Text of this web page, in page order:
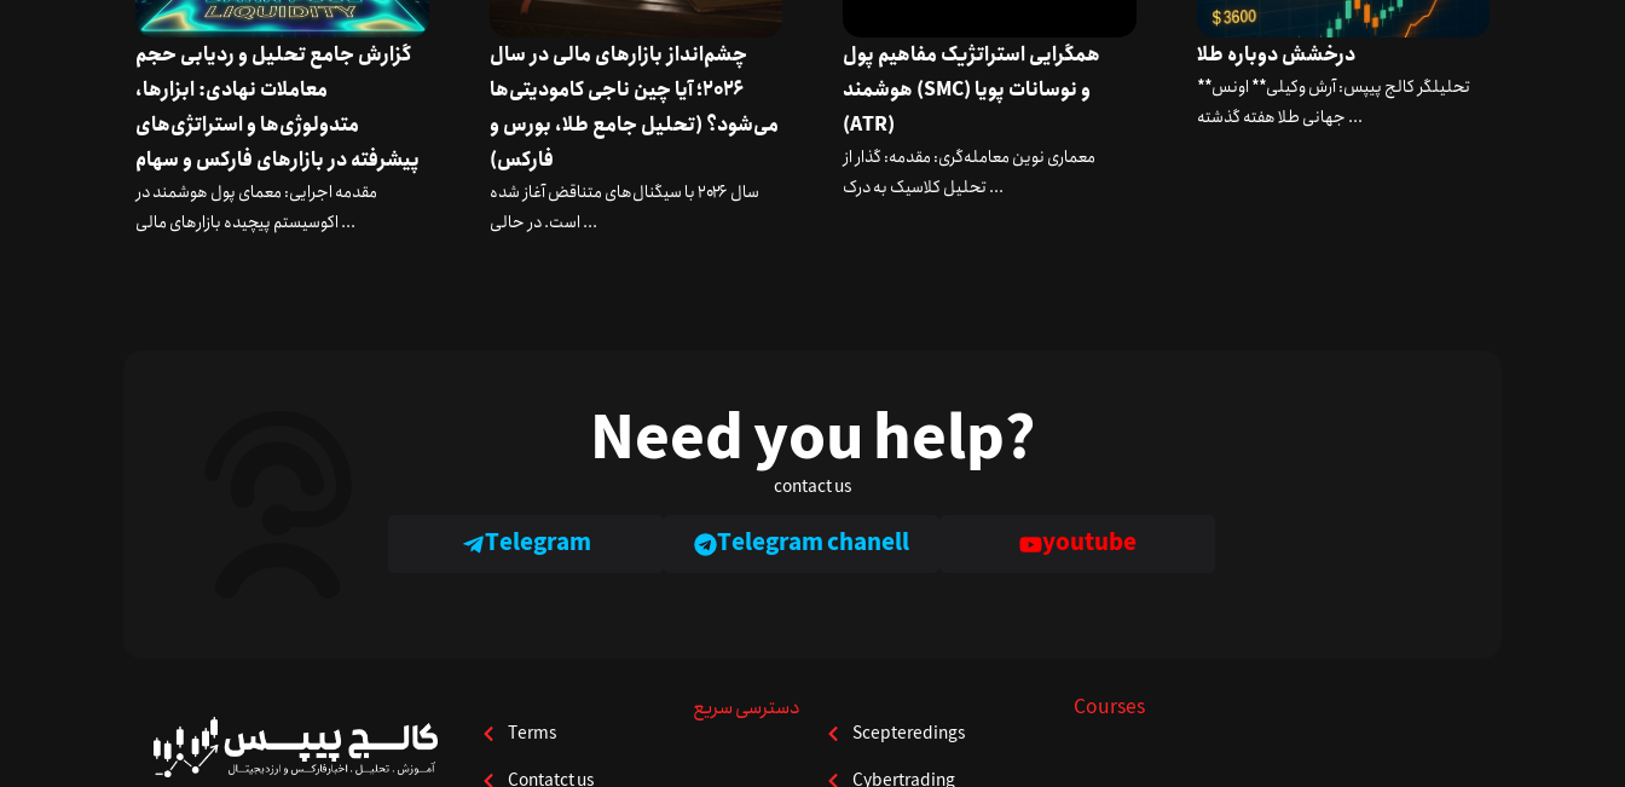
گزارش جامع تحلیل و ردیابی حجم
معاملات نهادی: ابزارها،
متدولوژی‌ها و استراتژی‌های
پیشرفته در بازارهای فارکس و سهام
مقدمه اجرایی: معمای پول هوشمند در
اکوسیستم پیچیده بازارهای مالی ...
چشم‌انداز بازارهای مالی در سال
۲۰۲۶؛ آیا چین ناجی کامودیتی‌ها
می‌شود؟ (تحلیل جامع طلا، بورس و
فارکس)
سال ۲۰۲۶ با سیگنال‌های متناقض آغاز شده
است. در حالی ...
همگرایی استراتژیک مفاهیم پول
هوشمند (SMC) و نوسانات پویا
(ATR)
معماری نوین معامله‌گری: مقدمه: گذار از
تحلیل کلاسیک به درک ...
درخشش دوباره طلا
**تحلیلگر کالج پیپس: آرش وکیلی** اونس
جهانی طلا هفته گذشته ...
Need you help?
contact us
Telegram Telegram chanell youtube
دسترسی سریع
Terms
Contatct us
Courses
Scepteredings
Cybertrading